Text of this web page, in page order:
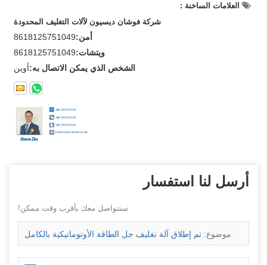
العلامات الساخنة :
شركة فوشان ديسيون لآلات التغليف المحدودة
أمن:8618125751049
ويتشات:8618125751049
الشخص الذي يمكن الاتصال به:أوين
أرسل لنا استفسار
سنتواصل معك بأقرب وقت ممكن!
موضوع: تم إطلاق آلة تغليف جل الطاقة الأوتوماتيكية بالكامل
الجديدة والمذهلة